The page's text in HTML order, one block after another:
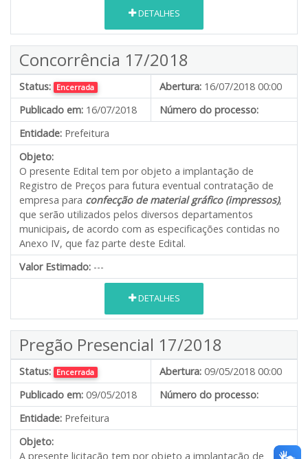
DETALHES
Concorrência 17/2018
Status: Encerrada Abertura: 16/07/2018 00:00
Publicado em: 16/07/2018
Número do processo:
Entidade: Prefeitura
Objeto:
O presente Edital tem por objeto a implantação de
Registro de Preços para futura eventual contratação de
empresa para confecção de material gráfico (impressos),
que serão utilizados pelos diversos departamentos
municipais, de acordo com as especificações contidas no
Anexo IV, que faz parte deste Edital.
Valor Estimado: ---
DETALHES
Pregão Presencial 17/2018
Status: Encerrada Abertura: 09/05/2018 00:00
Publicado em: 09/05/2018
Número do processo:
Entidade: Prefeitura
Objeto:
A presente licitação tem por objeto a implantação de